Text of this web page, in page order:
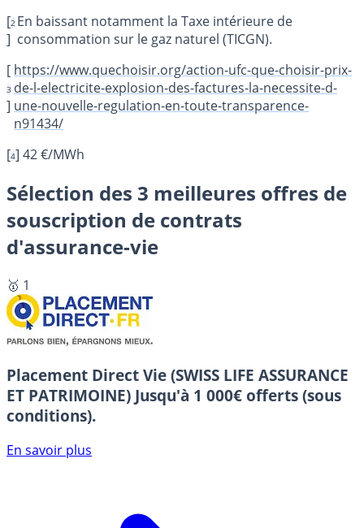
[2
]
En baissant notamment la Taxe intérieure de
consommation sur le gaz naturel (TICGN).
[
3
]
https://www.quechoisir.org/action-ufc-que-choisir-prix-
de-l-electricite-explosion-des-factures-la-necessite-d-
une-nouvelle-regulation-en-toute-transparence-
n91434/
[4] 42 €/MWh
Sélection des 3 meilleures offres de
souscription de contrats
d'assurance-vie
🥇 1
Placement Direct Vie (SWISS LIFE ASSURANCE
ET PATRIMOINE) Jusqu'à 1 000€ offerts (sous
conditions).
En savoir plus